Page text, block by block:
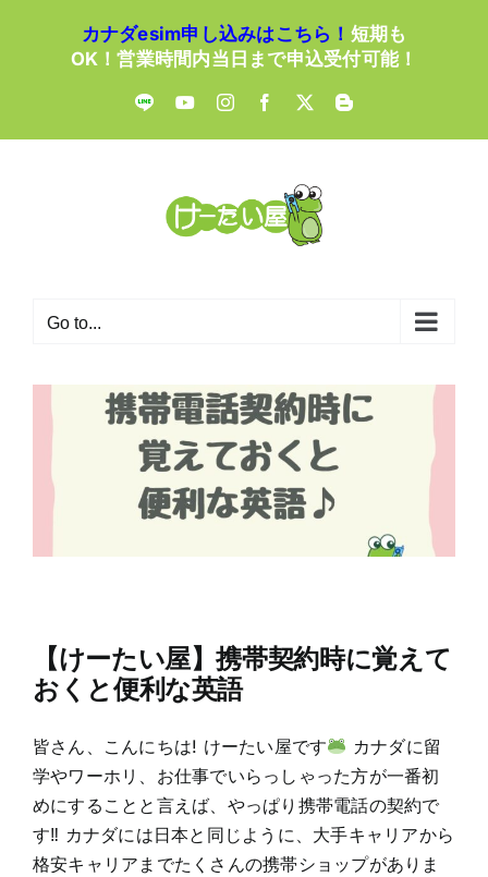
カナダesim申し込みはこちら！ 短期も
OK！営業時間内当日まで申込受付可能！
LINE YouTubeInstagramFacebook
X Blogger
Go to...
【けーたい屋】携帯契約時に覚えて
おくと便利な英語
皆さん、こんにちは! けーたい屋です
カナダに留
学やワーホリ、お仕事でいらっしゃった方が一番初
めにすることと言えば、やっぱり携帯電話の契約で
す‼ カナダには日本と同じように、大手キャリアから
格安キャリアまでたくさんの携帯ショップがありま